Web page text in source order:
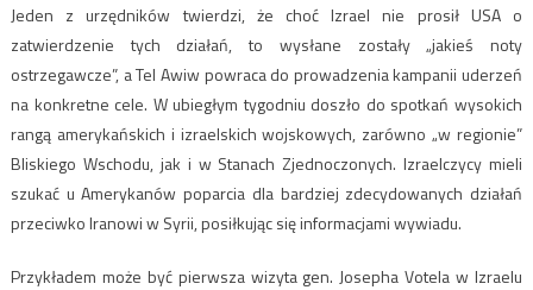
Jeden z urzędników twierdzi, że choć Izrael nie prosił USA o
zatwierdzenie tych działań, to wysłane zostały „jakieś noty
ostrzegawcze”, a Tel Awiw powraca do prowadzenia kampanii uderzeń
na konkretne cele. W ubiegłym tygodniu doszło do spotkań wysokich
rangą amerykańskich i izraelskich wojskowych, zarówno „w regionie”
Bliskiego Wschodu, jak i w Stanach Zjednoczonych. Izraelczycy mieli
szukać u Amerykanów poparcia dla bardziej zdecydowanych działań
przeciwko Iranowi w Syrii, posiłkując się informacjami wywiadu.
Przykładem może być pierwsza wizyta gen. Josepha Votela w Izraelu